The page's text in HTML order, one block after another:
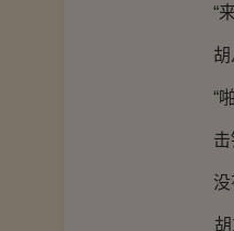
“来
胡从
“啪
击锤
没有
胡友